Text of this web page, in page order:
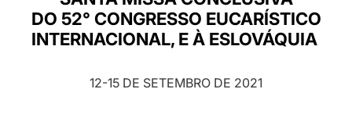
LATINE
DO 52° CONGRESSO EUCARÍSTICO
INTERNACIONAL, E À ESLOVÁQUIA
12-15 DE SETEMBRO DE 2021